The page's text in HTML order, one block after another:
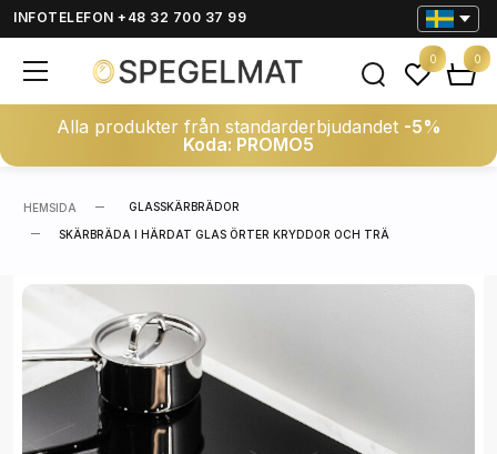
INFOTELEFON +48 32 700 37 99
Alla produkter från standarderbjudandet -5%
Koda: PROMO5
0 0
HEMSIDA GLASSKÄRBRÄDOR
SKÄRBRÄDA I HÄRDAT GLAS ÖRTER KRYDDOR OCH TRÄ